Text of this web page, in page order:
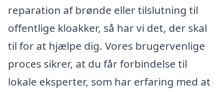
reparation af brønde eller tilslutning til
offentlige kloakker, så har vi det, der skal
til for at hjælpe dig. Vores brugervenlige
proces sikrer, at du får forbindelse til
lokale eksperter, som har erfaring med at